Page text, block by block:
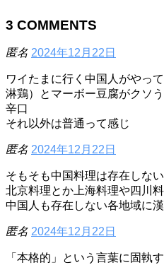
3 COMMENTS
匿名 2024年12月22日
ワイたまに行く中国人がやっ
淋鶏）とマーボー豆腐がクソ
辛口
それ以外は普通って感じ
匿名 2024年12月22日
そもそも中国料理は存在しな
北京料理とか上海料理や四川
中国人も存在しない各地域に
匿名 2024年12月22日
「本格的」という言葉に固執